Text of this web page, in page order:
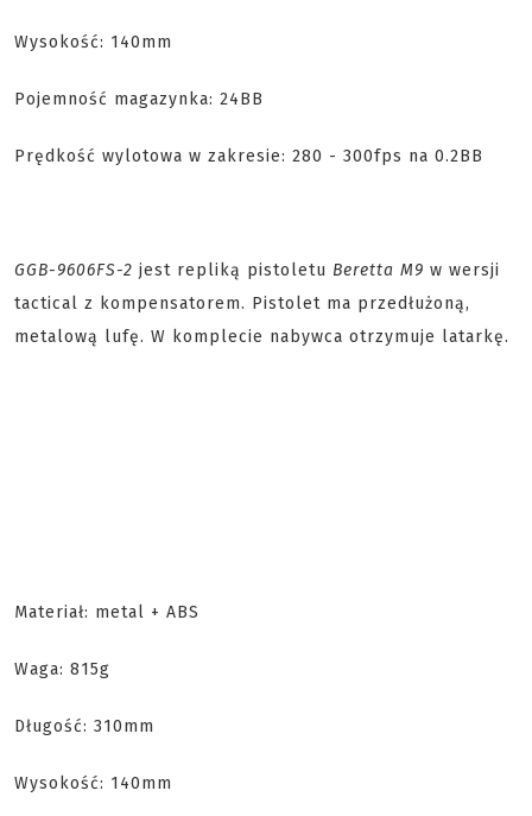
Wysokość: 140mm
Pojemność magazynka: 24BB
Prędkość wylotowa w zakresie: 280 - 300fps na 0.2BB
GGB-9606FS-2 jest repliką pistoletu Beretta M9 w wersji
tactical z kompensatorem. Pistolet ma przedłużoną,
metalową lufę. W komplecie nabywca otrzymuje latarkę.
Materiał: metal + ABS
Waga: 815g
Długość: 310mm
Wysokość: 140mm